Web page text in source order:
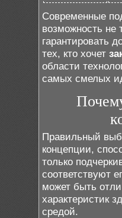
Современные
возможность не
гарантировать
тех, кто хочет
области
самых смелых
Правильный
концепции,
только
соответствуют
может быть
характеристик
средой.